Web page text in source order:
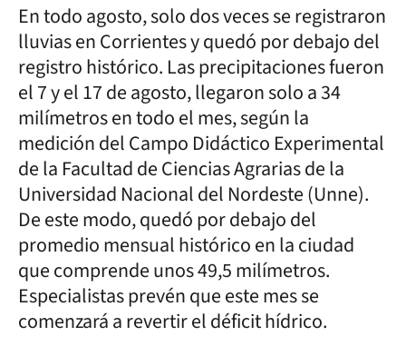
En todo agosto, solo dos veces se registraron
lluvias en Corrientes y quedó por debajo del
registro histórico. Las precipitaciones fueron
el 7 y el 17 de agosto, llegaron solo a 34
milímetros en todo el mes, según la
medición del Campo Didáctico Experimental
de la Facultad de Ciencias Agrarias de la
Universidad Nacional del Nordeste (Unne).
De este modo, quedó por debajo del
promedio mensual histórico en la ciudad
que comprende unos 49,5 milímetros.
Especialistas prevén que este mes se
comenzará a revertir el déficit hídrico.